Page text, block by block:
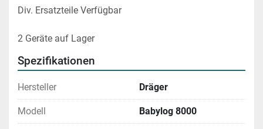
Div. Ersatzteile Verfügbar
2 Geräte auf Lager
Spezifikationen
Hersteller Dräger
Modell Babylog 8000